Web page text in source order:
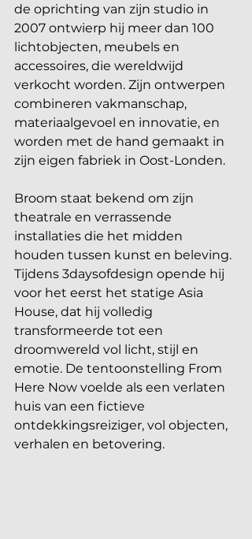
de oprichting van zijn studio in
2007 ontwierp hij meer dan 100
lichtobjecten, meubels en
accessoires, die wereldwijd
verkocht worden. Zijn ontwerpen
combineren vakmanschap,
materiaalgevoel en innovatie, en
worden met de hand gemaakt in
zijn eigen fabriek in Oost-Londen.
Broom staat bekend om zijn
theatrale en verrassende
installaties die het midden
houden tussen kunst en beleving.
Tijdens 3daysofdesign opende hij
voor het eerst het statige Asia
House, dat hij volledig
transformeerde tot een
droomwereld vol licht, stijl en
emotie. De tentoonstelling From
Here Now voelde als een verlaten
huis van een fictieve
ontdekkingsreiziger, vol objecten,
verhalen en betovering.